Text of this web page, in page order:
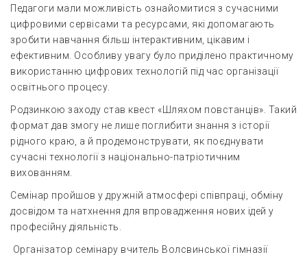
Педагоги мали можливість ознайомитися з сучасними
цифровими сервісами та ресурсами, які допомагають
зробити навчання більш інтерактивним, цікавим і
ефективним. Особливу увагу було приділено практичному
використанню цифрових технологій під час організації
освітнього процесу.
Родзинкою заходу став квест «Шляхом повстанців». Такий
формат дав змогу не лише поглибити знання з історії
рідного краю, а й продемонструвати, як поєднувати
сучасні технології з національно-патріотичним
вихованням.
Семінар пройшов у дружній атмосфері співпраці, обміну
досвідом та натхнення для впровадження нових ідей у
професійну діяльність.
Організатор семінару вчитель Волсвинської гімназії